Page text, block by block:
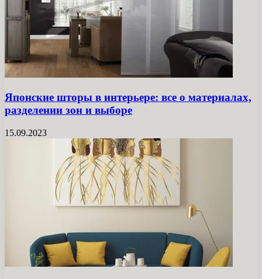
Японские шторы в интерьере: все о материалах,
разделении зон и выборе
15.09.2023